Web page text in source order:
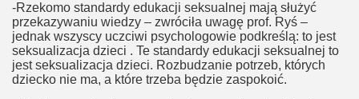
-Rzekomo standardy edukacji seksualnej mają służyć
przekazywaniu wiedzy – zwróciła uwagę prof. Ryś –
jednak wszyscy uczciwi psychologowie podkreślą: to jest
seksualizacja dzieci . Te standardy edukacji seksualnej to
jest seksualizacja dzieci. Rozbudzanie potrzeb, których
dziecko nie ma, a które trzeba będzie zaspokoić.